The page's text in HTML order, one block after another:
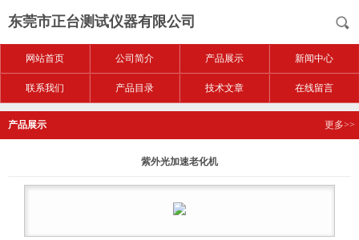
东莞市正台测试仪器有限公司
网站首页 公司简介 产品展示 新闻中心
联系我们 产品目录 技术文章 在线留言
产品展示 更多>>
紫外光加速老化机